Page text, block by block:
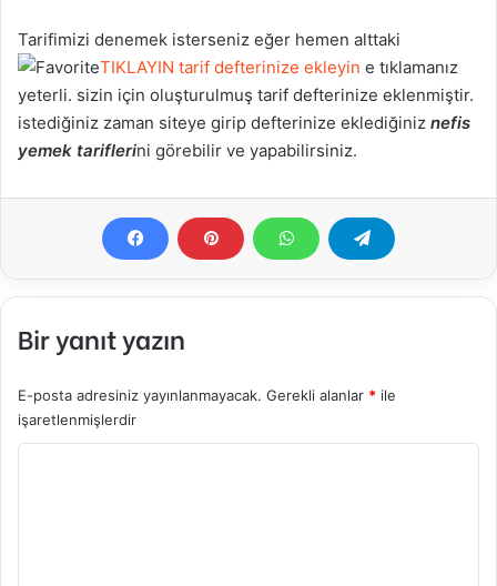
Tarifimizi denemek isterseniz eğer hemen alttaki
TIKLAYIN tarif defterinize ekleyin e tıklamanız
yeterli. sizin için oluşturulmuş tarif defterinize eklenmiştir.
istediğiniz zaman siteye girip defterinize eklediğiniz nefis
yemek tariflerini görebilir ve yapabilirsiniz.
Bir yanıt yazın
E-posta adresiniz yayınlanmayacak. Gerekli alanlar * ile
işaretlenmişlerdir